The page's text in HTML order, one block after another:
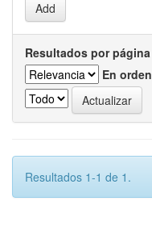
Resultados por página
En orden
Resultados 1-1 de 1.